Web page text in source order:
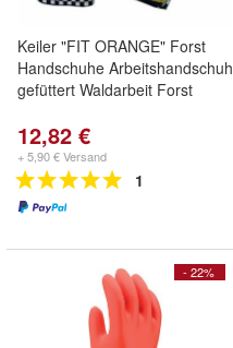
Keiler "FIT ORANGE" Forst
Handschuhe Arbeitshandschuh
gefüttert Waldarbeit Forst
12,82 €
+ 5,90 € Versand
1
- 22%